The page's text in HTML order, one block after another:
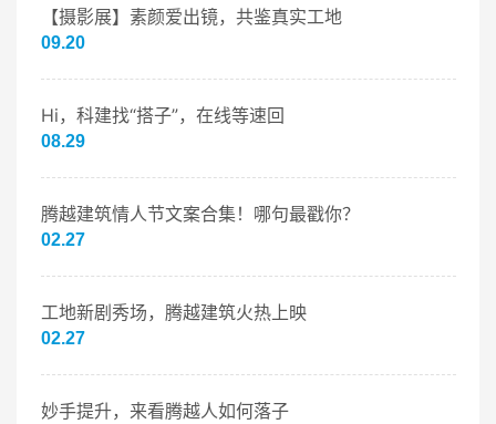
【摄影展】素颜爱出镜，共鉴真实工地
09.20
Hi，科建找“搭子”，在线等速回
08.29
腾越建筑情人节文案合集！哪句最戳你？
02.27
工地新剧秀场，腾越建筑火热上映
02.27
妙手提升，来看腾越人如何落子